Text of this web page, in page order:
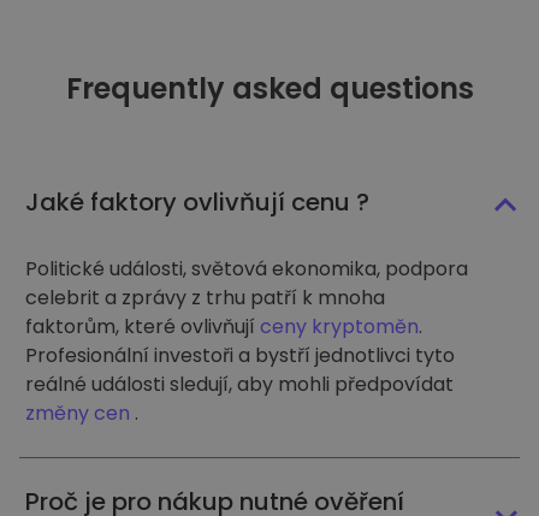
Frequently asked questions
Jaké faktory ovlivňují cenu ?
Politické události, světová ekonomika, podpora
celebrit a zprávy z trhu patří k mnoha
faktorům, které ovlivňují ceny kryptoměn.
Profesionální investoři a bystří jednotlivci tyto
reálné události sledují, aby mohli předpovídat
změny cen .
Proč je pro nákup nutné ověření